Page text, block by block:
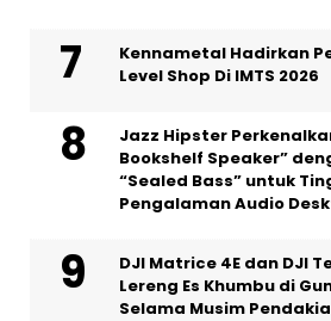
Kennametal Hadirkan
Level Shop Di IMTS 2026
Jazz Hipster
Bookshelf Speaker”
“Sealed Bass” untuk
Pengalaman Audio
DJI Matrice 4E dan DJI
Lereng Es Khumbu di
Selama Musim